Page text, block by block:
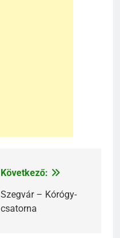
Következő:
Szegvár – Kórógy-
csatorna